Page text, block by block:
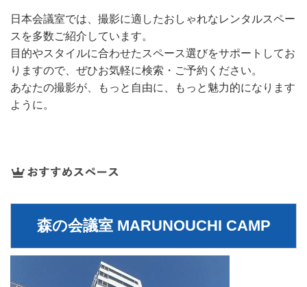
日本会議室では、撮影に適したおしゃれなレンタルスペー
スを多数ご紹介しています。
目的やスタイルに合わせたスペース選びをサポートしてお
りますので、ぜひお気軽に検索・ご予約ください。
あなたの撮影が、もっと自由に、もっと魅力的になります
ように。
森の会議室 MARUNOUCHI CAMP